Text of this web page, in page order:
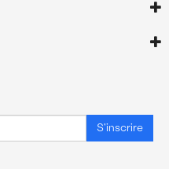
S'inscrire